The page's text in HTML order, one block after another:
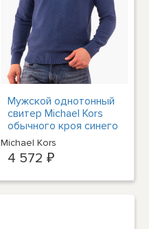
Мужской однотонный
свитер Michael Kors
обычного кроя синего
джинсового цвета-
Размер 3XL
Michael Kors
4 572 ₽